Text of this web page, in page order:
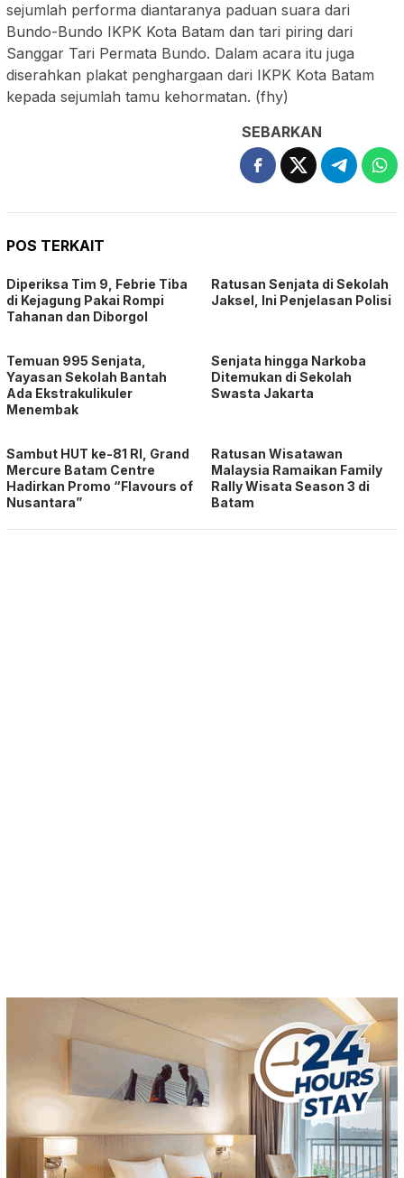
sejumlah performa diantaranya paduan suara dari
Bundo-Bundo IKPK Kota Batam dan tari piring dari
Sanggar Tari Permata Bundo. Dalam acara itu juga
diserahkan plakat penghargaan dari IKPK Kota Batam
kepada sejumlah tamu kehormatan. (fhy)
SEBARKAN
POS TERKAIT
Diperiksa Tim 9, Febrie Tiba
di Kejagung Pakai Rompi
Tahanan dan Diborgol
Ratusan Senjata di Sekolah
Jaksel, Ini Penjelasan Polisi
Temuan 995 Senjata,
Yayasan Sekolah Bantah
Ada Ekstrakulikuler
Menembak
Senjata hingga Narkoba
Ditemukan di Sekolah
Swasta Jakarta
Sambut HUT ke-81 RI, Grand
Mercure Batam Centre
Hadirkan Promo “Flavours of
Nusantara”
Ratusan Wisatawan
Malaysia Ramaikan Family
Rally Wisata Season 3 di
Batam